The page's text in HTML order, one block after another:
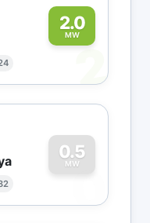
2.0
MW
2
0.5
MW
0